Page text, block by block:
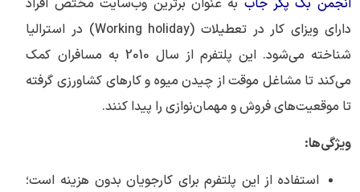
دارای ویزای کار در تعطیلات (Working holiday) در استرالیا
شناخته می‌شود. این پلتفرم از سال 2010 به مسافران کمک
می‌کند تا مشاغل موقت از چیدن میوه و کارهای کشاورزی گرفته
تا موقعیت‌های فروش و مهمان‌نوازی را پیدا کنند.
ویژگی‌ها:
استفاده از این پلتفرم برای کارجویان بدون هزینه است؛